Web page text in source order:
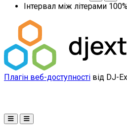
Інтервал між літерами 100
Плагін веб-доступності від DJ-